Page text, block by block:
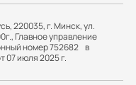
220035, г. Минск, ул.
Главное управление
номер 752682 в
07 июля 2025 г.